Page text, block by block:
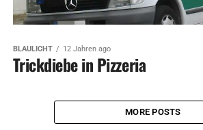
BLAULICHT 12 Jahren ago
Trickdiebe in Pizzeria
MORE POSTS